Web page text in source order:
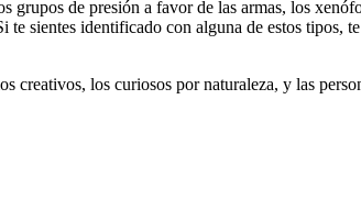
grupos de presión a favor de las armas, los
sientes identificado con alguna de estos tipos,
creativos, los curiosos por naturaleza, y las